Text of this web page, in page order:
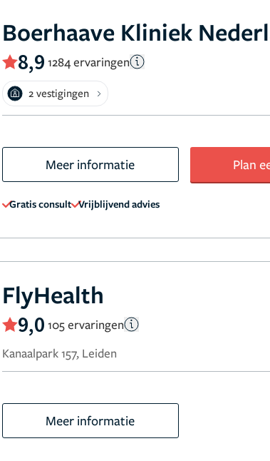
Boerhaave Kliniek
8,9 1284 ervaringen
2 vestigingen
Meer informatie Plan
Gratis consult Vrijblijvend advies
FlyHealth
9,0 105 ervaringen
Kanaalpark 157, Leiden
Meer informatie